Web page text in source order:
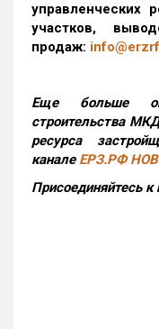
управленческих
участков,
продаж:
Еще больше
строительства
ресурса
канале ЕРЗ.РФ
Присоединяйтесь к